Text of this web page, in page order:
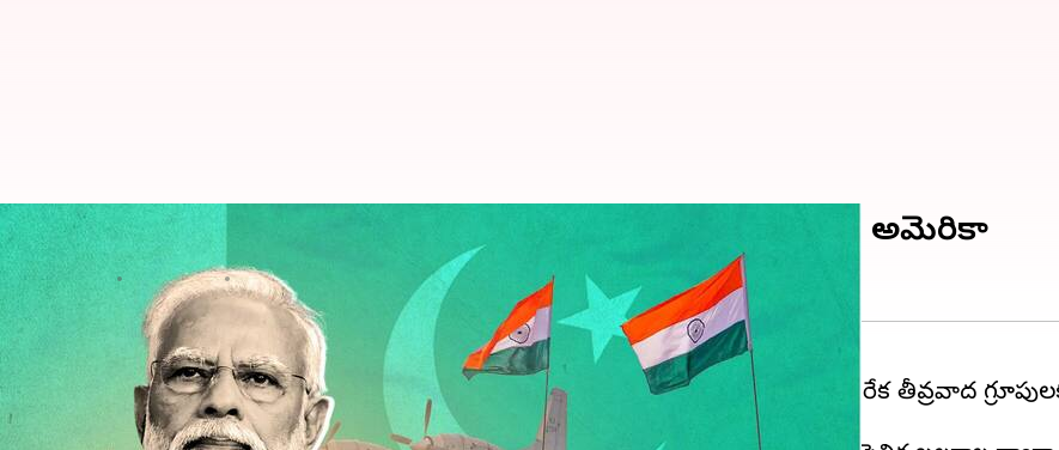
పాకిస్థాన్ కవ్విస్తే భారత్ ఊరుకోదు, తగిన సమాధానం చెబుతుంది: అమెరికా
వ్రాసిన వారు Stalin Mar 09, 2023 10:14 am
ఈ వార్తాకథనం ఏంటి
పాకిస్థాన్, భారత్మధ్య సరిహద్దు ఘర్షణలపై అమెరికా
కీలక వ్యాఖ్యలు చేసింది. భారతదేశ వ్యతిరేక తీవ్రవాద